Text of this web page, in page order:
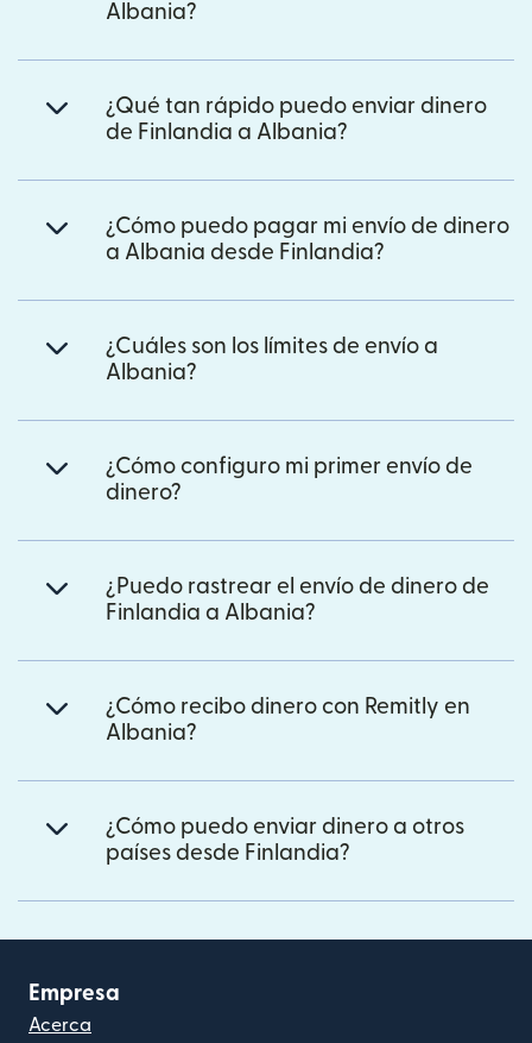
Albania?
¿Qué tan rápido puedo enviar dinero
de Finlandia a Albania?
¿Cómo puedo pagar mi envío de dinero
a Albania desde Finlandia?
¿Cuáles son los límites de envío a
Albania?
¿Cómo configuro mi primer envío de
dinero?
¿Puedo rastrear el envío de dinero de
Finlandia a Albania?
¿Cómo recibo dinero con Remitly en
Albania?
¿Cómo puedo enviar dinero a otros
países desde Finlandia?
Empresa
Acerca